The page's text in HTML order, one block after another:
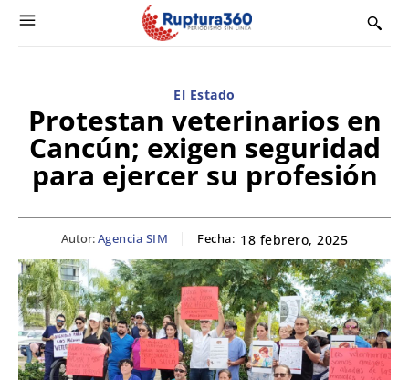
El Estado
Protestan veterinarios en
Cancún; exigen seguridad
para ejercer su profesión
Autor:Agencia SIM Fecha: 18 febrero, 2025